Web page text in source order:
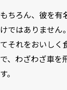
もちろん、彼を有
けではありません
てそれをおいしく
で、わざわざ車を
す。